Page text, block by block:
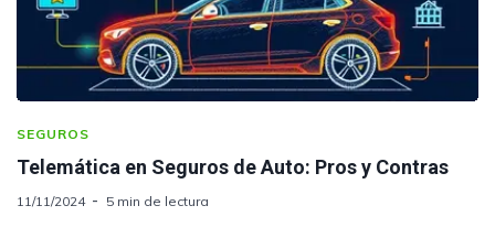
SEGUROS
Telemática en Seguros de Auto: Pros y Contras
11/11/2024 5 min de lectura